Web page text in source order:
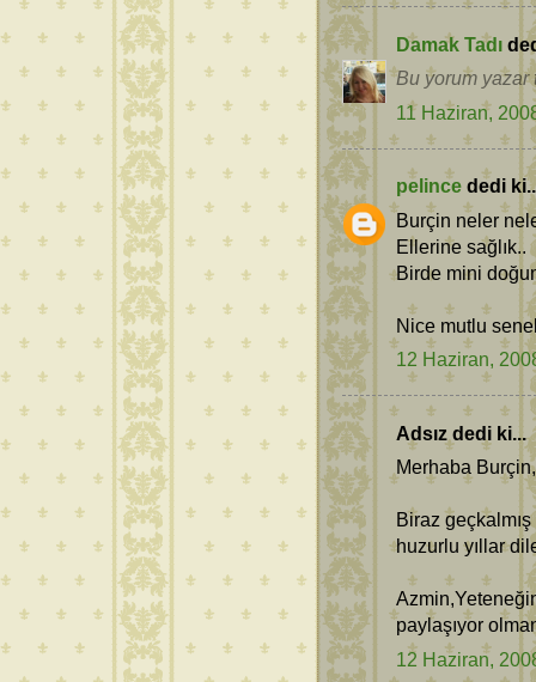
Damak Tadı
Bu yorum yazar
11 Haziran,
pelince dedi
Burçin neler
Ellerine sağlık..
Birde mini
Nice mutlu
12 Haziran,
Adsız dedi ki...
Merhaba Burçin,
Biraz
huzurlu yıllar
paylaşıyor
12 Haziran,